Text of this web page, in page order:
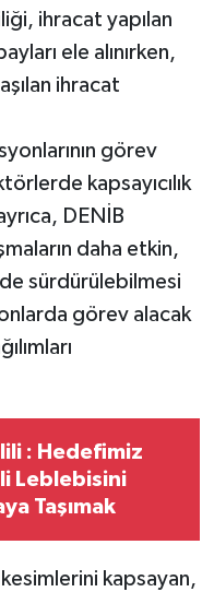
ihracat yapılan
ele alınırken,
ihracat
görev
kapsayıcılık
DENİB
daha etkin,
sürdürülebilmesi
görev alacak
: Hedefimiz
Leblebisini
Taşımak
kapsayan,